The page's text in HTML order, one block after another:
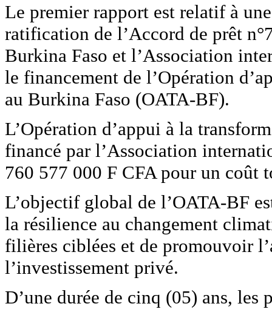
Le premier rapport est relatif à
ratification de l’Accord de prêt
Burkina Faso et l’Association
le financement de l’Opération
au Burkina Faso (OATA-BF).
L’Opération d’appui à la
financé par l’Association
760 577 000 F CFA pour un coût
L’objectif global de l’OATA-BF
la résilience au changement
filières ciblées et de promouvoir
l’investissement privé.
D’une durée de cinq (05) ans,